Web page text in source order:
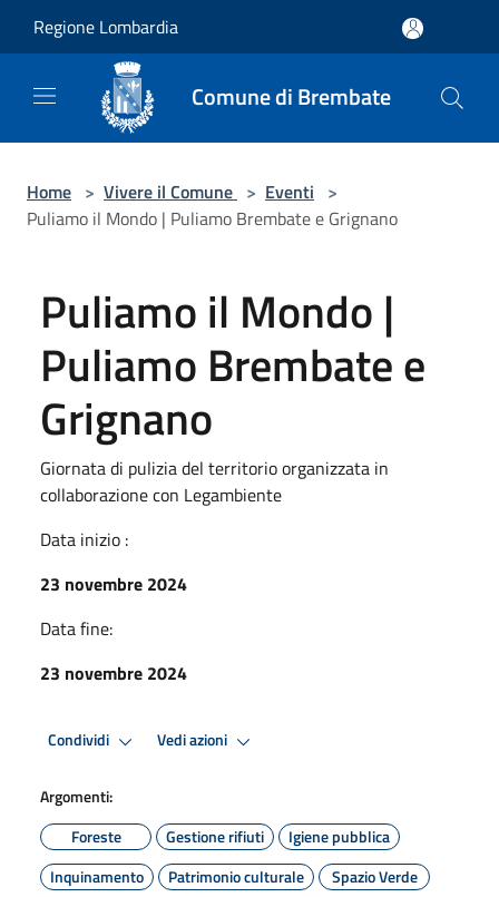
Regione Lombardia
Comune di Brembate
Home > Vivere il Comune > Eventi >
Puliamo il Mondo | Puliamo Brembate e Grignano
Puliamo il Mondo |
Puliamo Brembate e
Grignano
Giornata di pulizia del territorio organizzata in
collaborazione con Legambiente
Data inizio :
23 novembre 2024
Data fine:
23 novembre 2024
Condividi Vedi azioni
Argomenti:
Foreste
Gestione rifiuti
Igiene pubblica
Inquinamento
Patrimonio culturale
Spazio Verde